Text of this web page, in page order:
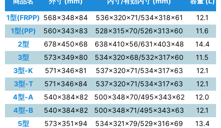
1型(FRPP) 568×348×84 536×320×71/534×318×61
12.1
1型(PP)
560×343×83 528×315×70/526×313×60
11.6
2型
678×450×68 638×410×56/631×403×48
14.4
3型
573×349×80 534×320×68/532×317×60
11.5
3型-K
571×346×81 537×320×71/534×317×63
12.1
3型-T
571×346×84 537×320×71/534×317×63
12.1
4型-A
540×384×82 500×348×70/495×343×62
12.0
4型-B
540×384×82 500×348×71/495×343×63
12.1
5型
573×351×94 534×321×79/529×316×69
13.4